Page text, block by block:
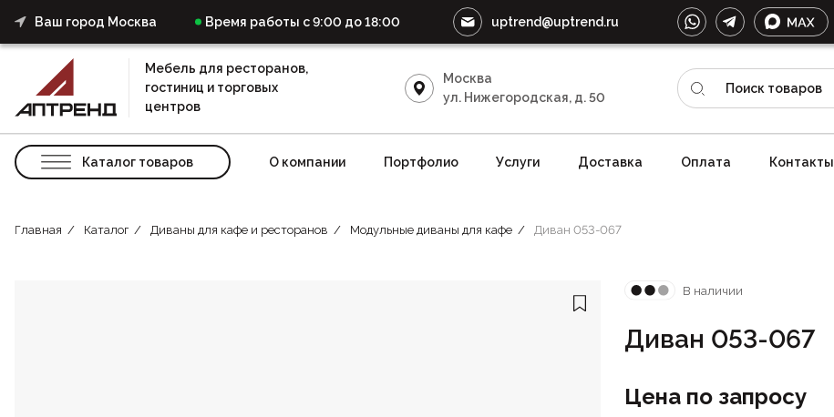
Ваш город Москва Время работы с 9:00 до 18:00 uptrend@uptrend.ru
Мебель для ресторанов,
гостиниц и торговых
центров
Москва
ул. Нижегородская, д. 50
Каталог товаров О компании Портфолио Услуги Доставка Оплата Контакты
Главная Каталог Диваны для кафе и ресторанов Модульные диваны для кафе Диван 053-067
В наличии
Диван 053-067
Цена по запросу